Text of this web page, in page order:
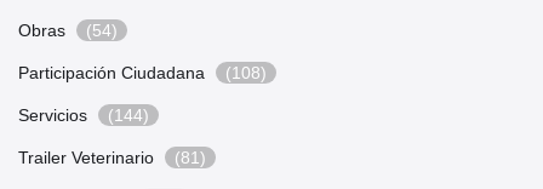
Obras (54)
Participación Ciudadana (108)
Servicios (144)
Trailer Veterinario (81)